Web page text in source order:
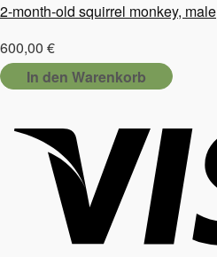
2-month-old squirrel monkey, male
600,00 €
In den Warenkorb